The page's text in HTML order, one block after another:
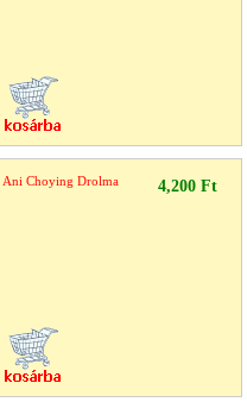
Ani Choying Drolma 4,200 Ft